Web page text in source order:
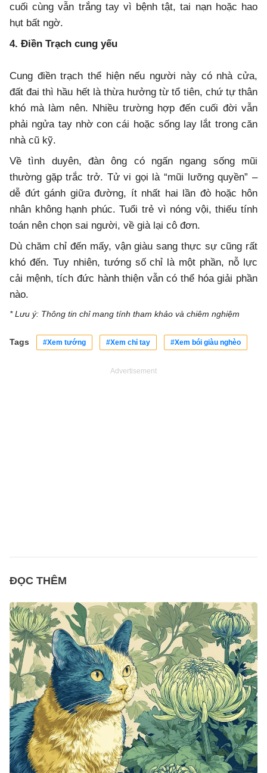
cuối cùng vẫn trắng tay vì bệnh tật, tai nạn hoặc hao
hụt bất ngờ.
4. Điền Trạch cung yếu
Cung điền trạch thể hiện nếu người này có nhà cửa,
đất đai thì hầu hết là thừa hưởng từ tổ tiên, chứ tự thân
khó mà làm nên. Nhiều trường hợp đến cuối đời vẫn
phải ngửa tay nhờ con cái hoặc sống lay lắt trong căn
nhà cũ kỹ.
Về tình duyên, đàn ông có ngấn ngang sống mũi
thường gặp trắc trở. Tử vi gọi là “mũi lưỡng quyền” –
dễ đứt gánh giữa đường, ít nhất hai lần đò hoặc hôn
nhân không hạnh phúc. Tuổi trẻ vì nóng vội, thiếu tính
toán nên chọn sai người, về già lại cô đơn.
Dù chăm chỉ đến mấy, vận giàu sang thực sự cũng rất
khó đến. Tuy nhiên, tướng số chỉ là một phần, nỗ lực
cải mệnh, tích đức hành thiện vẫn có thể hóa giải phần
nào.
* Lưu ý: Thông tin chỉ mang tính tham khảo và chiêm nghiệm
Tags #Xem tướng #Xem chỉ tay #Xem bói giàu nghèo
Advertisement
ĐỌC THÊM